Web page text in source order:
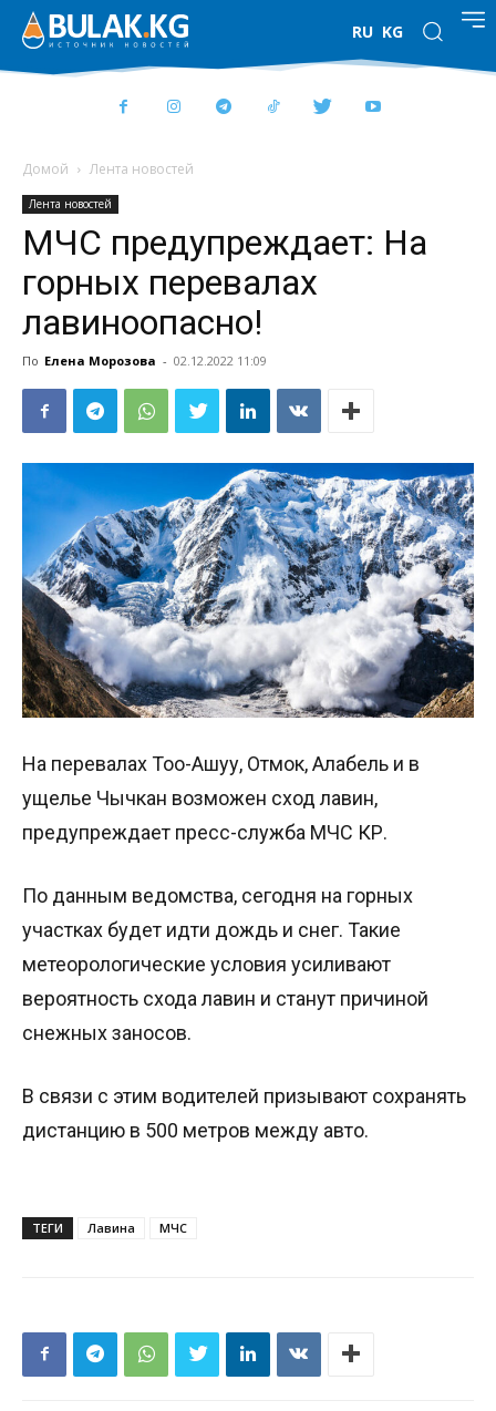
RU KG
Домой Лента новостей
Лента новостей
МЧС предупреждает: На
горных перевалах
лавиноопасно!
По Елена Морозова - 02.12.2022 11:09
На перевалах Тоо-Ашуу, Отмок, Алабель и в
ущелье Чычкан возможен сход лавин,
предупреждает пресс-служба МЧС КР.
По данным ведомства, сегодня на горных
участках будет идти дождь и снег. Такие
метеорологические условия усиливают
вероятность схода лавин и станут причиной
снежных заносов.
В связи с этим водителей призывают сохранять
дистанцию в 500 метров между авто.
ТЕГИ Лавина МЧС